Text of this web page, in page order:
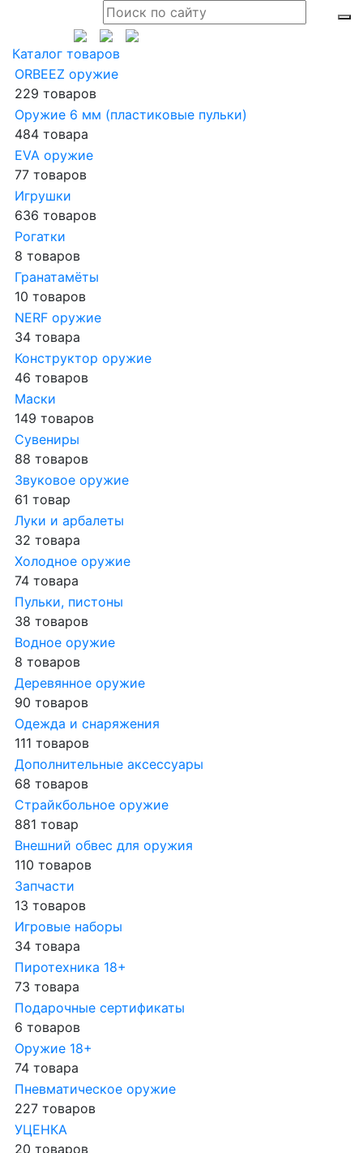
Каталог товаров
ORBEEZ оружие
229 товаров
Оружие 6 мм (пластиковые пульки)
484 товара
EVA оружие
77 товаров
Игрушки
636 товаров
Рогатки
8 товаров
Гранатамёты
10 товаров
NERF оружие
34 товара
Конструктор оружие
46 товаров
Маски
149 товаров
Сувениры
88 товаров
Звуковое оружие
61 товар
Луки и арбалеты
32 товара
Холодное оружие
74 товара
Пульки, пистоны
38 товаров
Водное оружие
8 товаров
Деревянное оружие
90 товаров
Одежда и снаряжения
111 товаров
Дополнительные аксессуары
68 товаров
Страйкбольное оружие
881 товар
Внешний обвес для оружия
110 товаров
Запчасти
13 товаров
Игровые наборы
34 товара
Пиротехника 18+
73 товара
Подарочные сертификаты
6 товаров
Оружие 18+
74 товара
Пневматическое оружие
227 товаров
УЦЕНКА
20 товаров